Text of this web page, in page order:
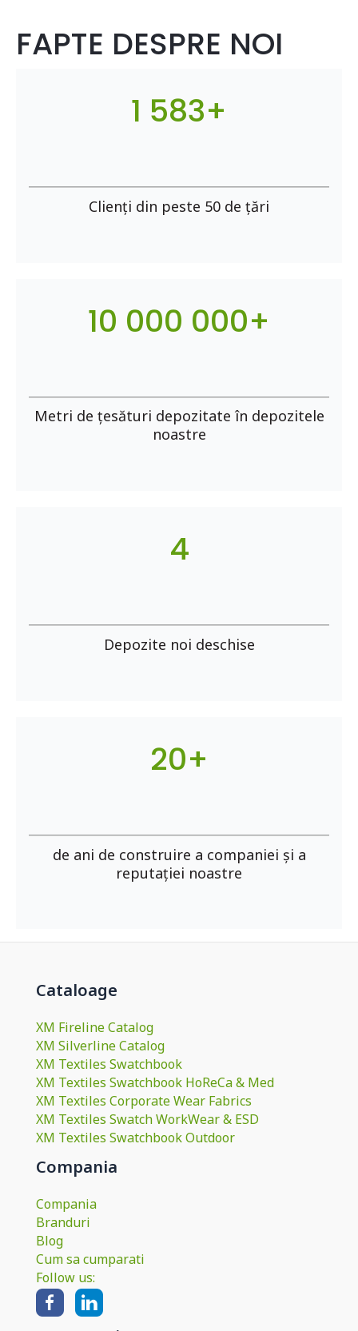
FAPTE DESPRE NOI
1 583+
Clienți din peste 50 de țări
10 000 000+
Metri de țesături depozitate în depozitele
noastre
4
Depozite noi deschise
20+
de ani de construire a companiei și a
reputației noastre
Cataloage
XM Fireline Catalog
XM Silverline Catalog
XM Textiles Swatchbook
XM Textiles Swatchbook HoReCa & Med
XM Textiles Corporate Wear Fabrics
XM Textiles Swatch WorkWear & ESD
XM Textiles Swatchbook Outdoor
Compania
Compania
Branduri
Blog
Cum sa cumparati
Follow us: